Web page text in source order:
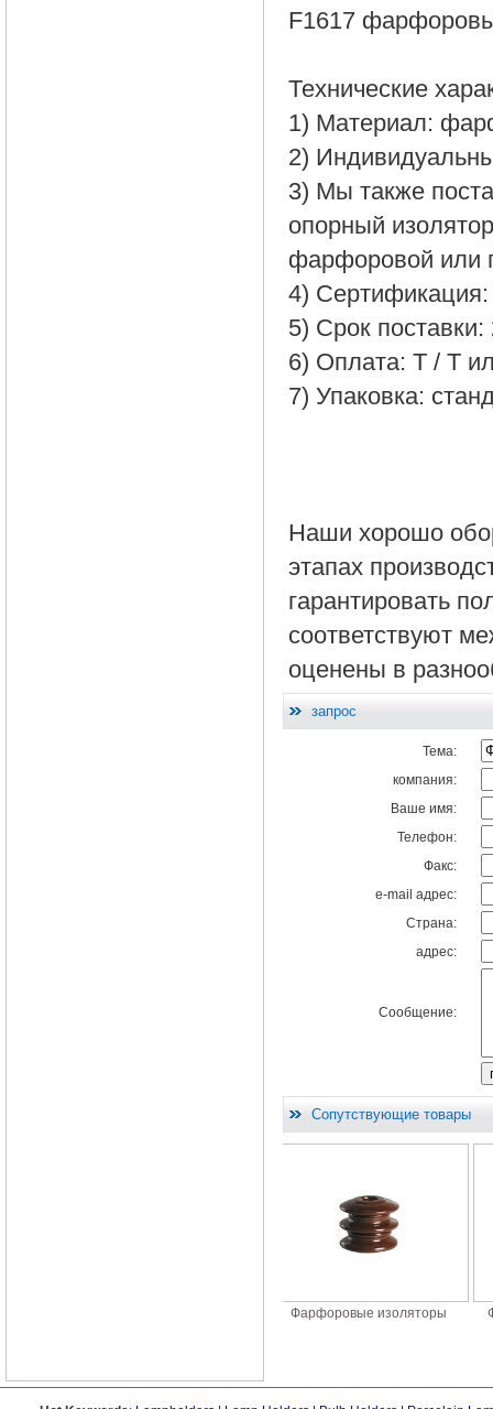
F1617
Технические
1) Материал:
2)
3) Мы также
опорный изолятор
фарфоровой или
4) Сертификация:
5) Срок поставки:
6) Оплата: T / T
7) Упаковка:
Наши хорошо
этапах
гарантировать
соответствуют
оценены в
запрос
Тема:
компания:
Ваше имя:
Телефон:
Факс:
e-mail адрес:
Страна:
адрес:
Сообщение:
Сопутствующие товары
Фарфоровые изоляторы